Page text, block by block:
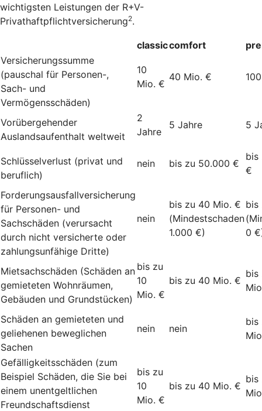
wichtigsten Leistungen der R+V-
Privathaftpflichtversicherung2.
classiccomfort
Versicherungssumme
(pauschal für Personen-,
Sach- und
Vermögensschäden)
10
Mio. €
40 Mio. €
Vorübergehender
Auslandsaufenthalt weltweit
2
Jahre
5 Jahre 5
Schlüsselverlust (privat und
beruflich)
nein bis zu 50.000 €
bis
€
Forderungsausfallversicherung
für Personen- und
Sachschäden (verursacht
durch nicht versicherte oder
zahlungsunfähige Dritte)
nein
bis zu 40 Mio. €
(Mindestschaden
1.000 €)
bis
0
Mietsachschäden (Schäden an
gemieteten Wohnräumen,
Gebäuden und Grundstücken)
bis zu
10
Mio. €
bis zu 40 Mio. €
bis
Schäden an gemieteten und
geliehenen beweglichen
Sachen
nein nein
bis
Gefälligkeitsschäden (zum
Beispiel Schäden, die Sie bei
einem unentgeltlichen
Freundschaftsdienst
bis zu
10
Mio. €
bis zu 40 Mio. €
bis